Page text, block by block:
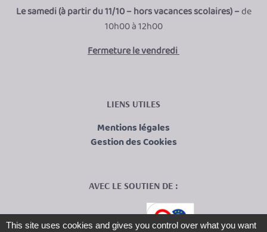
Le samedi (à partir du 11/10 – hors vacances scolaires) –de
10h00 à 12h00
Fermeture le vendredi
LIENS UTILES
Mentions légales
Gestion des Cookies
AVEC LE SOUTIEN DE :
This site uses cookies and gives you control over what you want